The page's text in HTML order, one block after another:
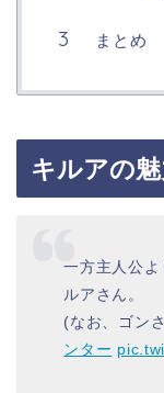
まとめ
キルアの
一方主人公
ルアさん。
(なお、ゴン
ンター